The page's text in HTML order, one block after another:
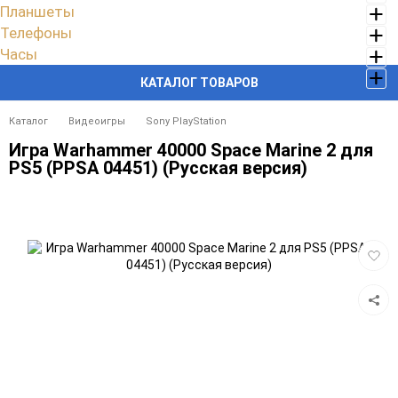
КАТАЛОГ ТОВАРОВ
Планшеты
Телефоны
Часы
Каталог Видеоигры Sony PlayStation
Игра Warhammer 40000 Space Marine 2 для
PS5 (PPSA 04451) (Русская версия)